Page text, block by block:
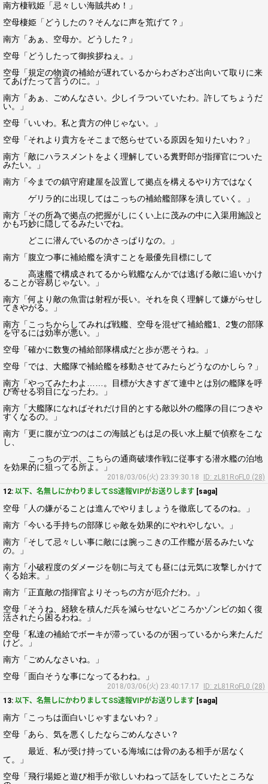
南方棲戦姫「忌々しい海賊共め！」
空母棲姫「どうしたの？そんなに声を荒げて？」
南方「あぁ、空母か。どうした？」
空母「どうしたって御挨拶ねぇ。」
空母「規定の物資の補給が遅れているからわざわざ出向いて取りに来
てあげたって言うのに。」
南方「あぁ、ごめんなさい。少しイラついていたわ。許してちょうだ
い。」
空母「いいわ。私と貴方の仲じゃない。」
空母「それより貴方をそこまで怒らせている原因を知りたいわ？」
南方「敵にハラスメントをよく理解している糞野郎が指揮官についた
みたい。」
南方「今までの鎮守府建屋を設置して拠点を構えるやり方ではなく
ゲリラ的に出現してはこっちの補給艦部隊を潰していく。」
南方「その所為で拠点の把握がしにくい上に茂みの中に入渠用施設と
かも巧妙に隠してるみたいでね。
どこに潜んでいるのかさっぱりなの。」
南方「腹立つ事に補給艦を潰すことを最優先目標にして
高速艦で構成されてるから戦艦なんかでは逃げる敵に追いかけ
ることが容易じゃない。」
南方「何より敵の魚雷は射程が長い。それを良く理解して嫌がらせし
てきやがる。」
南方「こっちからしてみれば戦艦、空母を混ぜて補給艦1、2隻の部隊
を守るには効率が悪い。」
空母「確かに数隻の補給部隊構成だと歩が悪そうね。」
空母「では、大艦隊で補給艦を移動させてみたらどうなのかしら？」
南方「やってみたわよ……。目標が大きすぎて連中とは別の艦隊を呼
び寄せる羽目になったわ。」
南方「大艦隊になればそれだけ目的とする敵以外の艦隊の目につきや
すくなるの。」
南方「更に腹が立つのはこの海賊どもは足の長い水上艇で偵察をこな
し、
こっちのデポ、こちらの通商破壊作戦に従事する潜水艦の泊地
を効果的に狙ってる所よ。」
2018/03/06(火) 23:39:30.18
ID: zL81RoFL0 (28)
12: 以下、名無しにかわりましてSS速報VIPがお送りします [saga]
空母「人の嫌がることは進んでやりましょうを徹底してるのね。」
南方「今いる手持ちの部隊じゃ敵を効果的にやれやしない。」
南方「そして忌々しい事に敵には腕っこきの工作艦が居るみたいな
の。」
南方「小破程度のダメージを朝に与えても昼には元気に攻撃しかけて
くる始末。」
南方「正直敵の指揮官よりそっちの方が厄介だわ。」
空母「そうね、経験を積んだ兵を減らせないどころかゾンビの如く復
活されたら困るわね。」
空母「私達の補給でボーキが滞っているのが困っているから来たんだ
けど。」
南方「ごめんなさいね。」
空母「面白そうな事になってるわね。」
2018/03/06(火) 23:40:17.17
ID: zL81RoFL0 (28)
13: 以下、名無しにかわりましてSS速報VIPがお送りします [saga]
南方「こっちは面白いじゃすまないわ？」
空母「あら、気を悪くしたならごめんなさい？
最近、私が受け持っている海域には骨のある相手が居なく
て。」
空母「飛行場姫と遊び相手が欲しいわねって話をしていたところな